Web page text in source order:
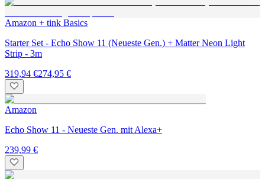
Amazon + tink Basics
Starter Set - Echo Show 11 (Neueste Gen.) + Matter Neon Light
Strip - 3m
319,94 €274,95 €
Amazon
Echo Show 11 - Neueste Gen. mit Alexa+
239,99 €